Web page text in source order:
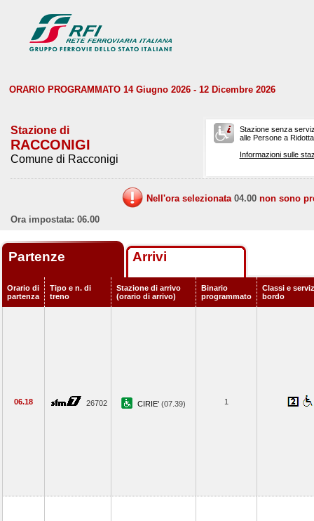
ORARIO PROGRAMMATO 14 Giugno 2026 - 12 Dicembre 2026
Stazione di
RACCONIGI
Comune di Racconigi
Stazione senza
alle Persone a
Informazioni sulle
Nell'ora selezionata 04.00 non sono
Ora impostata: 06.00
Partenze Arrivi
Orario di
partenza
Tipo e n. di
treno
Stazione di arrivo
(orario di arrivo)
Binario
programmato
Classi e
bordo
06.18 26702 CIRIE' (07.39) 1